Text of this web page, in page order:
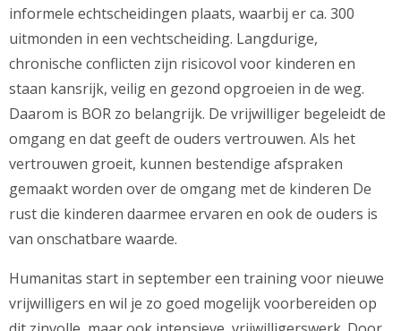
informele echtscheidingen plaats, waarbij er ca. 300
uitmonden in een vechtscheiding. Langdurige,
chronische conflicten zijn risicovol voor kinderen en
staan kansrijk, veilig en gezond opgroeien in de weg.
Daarom is BOR zo belangrijk. De vrijwilliger begeleidt de
omgang en dat geeft de ouders vertrouwen. Als het
vertrouwen groeit, kunnen bestendige afspraken
gemaakt worden over de omgang met de kinderen De
rust die kinderen daarmee ervaren en ook de ouders is
van onschatbare waarde.
Humanitas start in september een training voor nieuwe
vrijwilligers en wil je zo goed mogelijk voorbereiden op